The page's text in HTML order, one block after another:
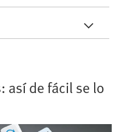
así de fácil se lo